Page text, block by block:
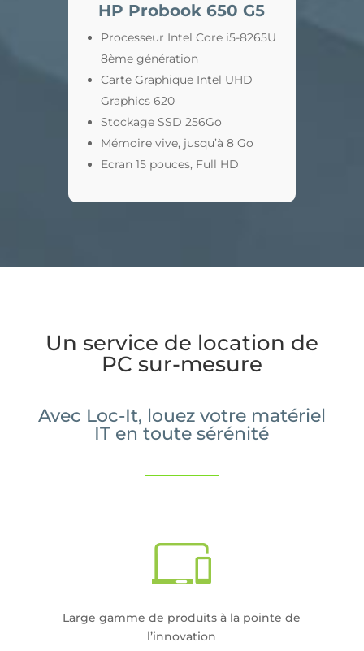
HP Probook 650 G5
Processeur Intel Core i5-8265U
8ème génération
Carte Graphique Intel UHD
Graphics 620
Stockage SSD 256Go
Mémoire vive, jusqu’à 8 Go
Ecran 15 pouces, Full HD
Un service de location de
PC sur-mesure
Avec Loc-It, louez votre matériel
IT en toute sérénité
Large gamme de produits à la pointe de
l’innovation